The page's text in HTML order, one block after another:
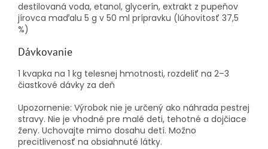
destilovaná voda, etanol, glycerín, extrakt z pupeňov
jírovca maďalu 5 g v 50 ml prípravku (lúhovitosť 37,5
%)
Dávkovanie
1 kvapka na 1 kg telesnej hmotnosti, rozdeliť na 2–3
čiastkové dávky za deň
Upozornenie: Výrobok nie je určený ako náhrada pestrej
stravy. Nie je vhodné pre malé deti, tehotné a dojčiace
ženy. Uchovajte mimo dosahu detí. Možno
precitlivenosť na obsiahnuté látky.